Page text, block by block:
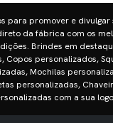
para promover e divulgar
da fábrica com os
Brindes em
Copos personalizados,
Mochilas
personalizadas,
com a sua